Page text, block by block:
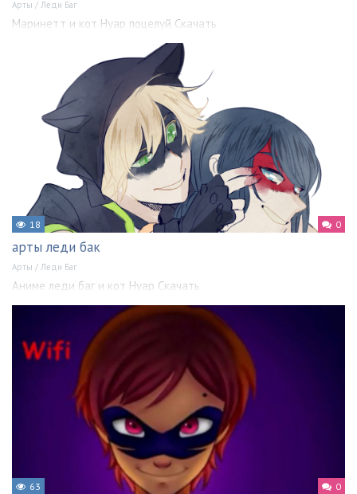
Арты / Леди Баг
Маринетт и кот Нуар поцелуй Скачать
18 0
арты леди бак
Арты / Леди Баг
Аниме леди баг и кот Нуар Скачать
63 0